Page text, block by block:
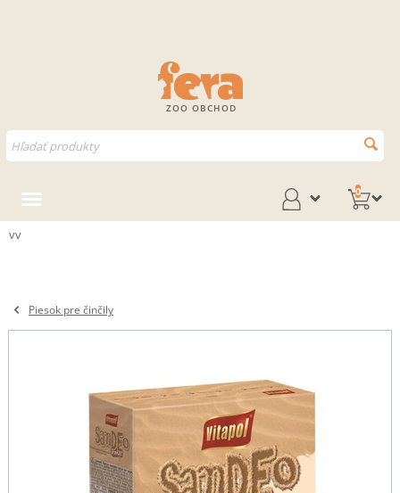
ZOO OBCHOD
0
vv
Piesok pre činčily